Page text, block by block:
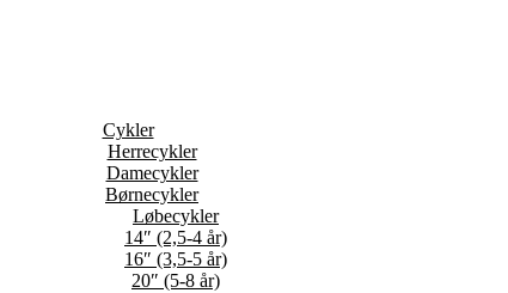
Cykler
Herrecykler
Damecykler
Børnecykler
Løbecykler
14″ (2,5-4 år)
16″ (3,5-5 år)
20″ (5-8 år)